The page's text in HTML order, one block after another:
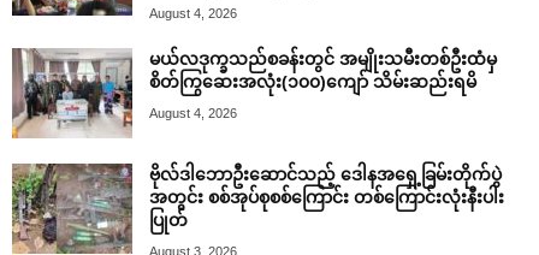
August 4, 2026
မယ်လဒုက္ခသည်စခန်းတွင် အမျိုးသမီးတစ်ဦးထံမှ
စိတ်ကြွဆေးအလုံး(၁၀၀)ကျော် သိမ်းဆည်းရမိ
August 4, 2026
ဗိုလ်ဒါဘောဦးဆောင်သည့် ဒေါနအရှေ့ခြမ်းတိုက်ပွဲ
အတွင်း စစ်အုပ်စုစစ်ကြောင်း တစ်ကြောင်းလုံးနီးပါး
ပြုတ်
August 3, 2026